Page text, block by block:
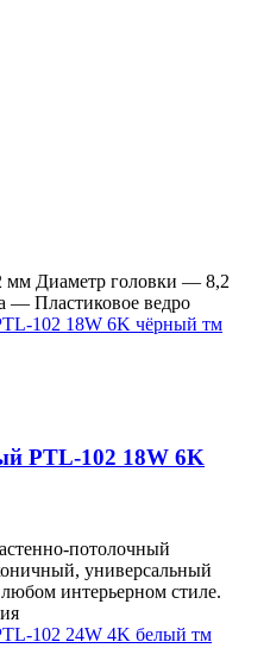
Диаметр головки — 8,2
— Пластиковое ведро
PTL-102 18W 6K
потолочный
универсальный
интерьерном стиле.